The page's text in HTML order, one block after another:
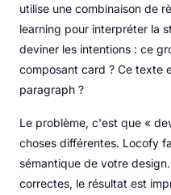
utilise une combinaison de
learning pour interpréter la
deviner les intentions : ce
composant card ? Ce texte
paragraph ?
Le problème, c'est que «
choses différentes. Locofy
sémantique de votre
correctes, le résultat est